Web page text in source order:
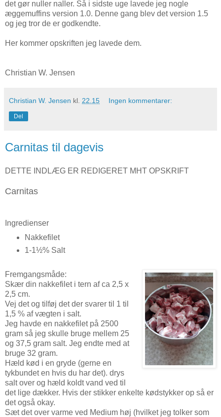
det gør nuller naller. Så i sidste uge lavede jeg nogle
æggemuffins version 1.0. Denne gang blev det version 1.5
og jeg tror de er godkendte.
Her kommer opskriften jeg lavede dem.
Christian W. Jensen
Christian W. Jensen kl. 22.15 Ingen kommentarer:
Del
Carnitas til dagevis
DETTE INDLÆG ER REDIGERET MHT OPSKRIFT
Carnitas
Ingredienser
Nakkefilet
1-1½% Salt
Fremgangsmåde:
Skær din nakkefilet i tern af ca 2,5 x
2,5 cm.
Vej det og tilføj det der svarer til 1 til
1,5 % af vægten i salt.
Jeg havde en nakkefilet på 2500
gram så jeg skulle bruge mellem 25
og 37,5 gram salt. Jeg endte med at
bruge 32 gram.
Hæld kød i en gryde (gerne en
tykbundet en hvis du har det). drys
salt over og hæld koldt vand ved til
det lige dækker. Hvis der stikker enkelte kødstykker op så er
det også okay.
Sæt det over varme ved Medium høj (hvilket jeg tolker som